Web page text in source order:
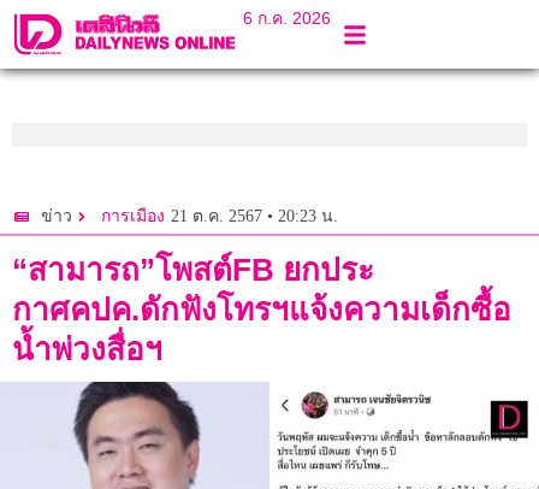
6 ก.ค. 2026
ข่าว การเมือง 21 ต.ค. 2567 • 20:23 น.
“สามารถ”โพสต์FB ยกประ
กาศคปค.ดักฟังโทรฯแจ้งความเด็กซื้อ
น้ำพ่วงสื่อฯ